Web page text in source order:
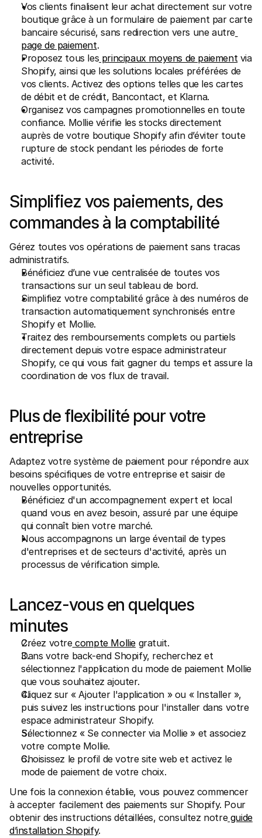
Vos clients finalisent leur achat directement sur votre
boutique grâce à un formulaire de paiement par carte
bancaire sécurisé, sans redirection vers une autre
page de paiement.
Proposez tous les principaux moyens de paiement via
Shopify, ainsi que les solutions locales préférées de
vos clients. Activez des options telles que les cartes
de débit et de crédit, Bancontact, et Klarna.
Organisez vos campagnes promotionnelles en toute
confiance. Mollie vérifie les stocks directement
auprès de votre boutique Shopify afin d’éviter toute
rupture de stock pendant les périodes de forte
activité.
Simplifiez vos paiements, des
commandes à la comptabilité
Gérez toutes vos opérations de paiement sans tracas
administratifs.
Bénéficiez d’une vue centralisée de toutes vos
transactions sur un seul tableau de bord.
Simplifiez votre comptabilité grâce à des numéros de
transaction automatiquement synchronisés entre
Shopify et Mollie.
Traitez des remboursements complets ou partiels
directement depuis votre espace administrateur
Shopify, ce qui vous fait gagner du temps et assure la
coordination de vos flux de travail.
Plus de flexibilité pour votre
entreprise
Adaptez votre système de paiement pour répondre aux
besoins spécifiques de votre entreprise et saisir de
nouvelles opportunités.
Bénéficiez d'un accompagnement expert et local
quand vous en avez besoin, assuré par une équipe
qui connaît bien votre marché.
Nous accompagnons un large éventail de types
d'entreprises et de secteurs d'activité, après un
processus de vérification simple.
Lancez-vous en quelques
minutes
Créez votre compte Mollie gratuit.
Dans votre back-end Shopify, recherchez et
sélectionnez l'application du mode de paiement Mollie
que vous souhaitez ajouter.
Cliquez sur « Ajouter l'application » ou « Installer »,
puis suivez les instructions pour l'installer dans votre
espace administrateur Shopify.
Sélectionnez « Se connecter via Mollie » et associez
votre compte Mollie.
Choisissez le profil de votre site web et activez le
mode de paiement de votre choix.
Une fois la connexion établie, vous pouvez commencer
à accepter facilement des paiements sur Shopify. Pour
obtenir des instructions détaillées, consultez notre guide
d’installation Shopify.